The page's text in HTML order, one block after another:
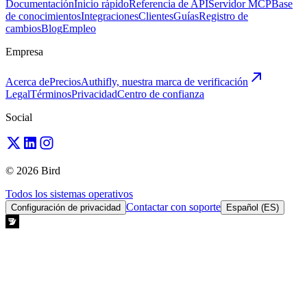
DocumentaciónInicio rápidoReferencia de APIServidor MCPBase
de conocimientosIntegracionesClientesGuíasRegistro de
cambiosBlogEmpleo
Empresa
Acerca dePreciosAuthifly, nuestra marca de verificación
LegalTérminosPrivacidadCentro de confianza
Social
© 2026 Bird
Todos los sistemas operativos
Configuración de privacidad Contactar con soporte Español (ES)